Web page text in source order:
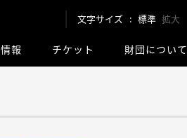
文字サイズ 標準 拡大
報 チケット 財団について